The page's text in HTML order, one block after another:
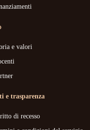
e valori
e trasparenza
di recesso